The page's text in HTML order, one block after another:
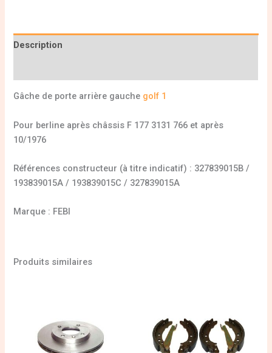
Description
Gâche de porte arrière gauche golf 1
Pour berline après châssis F 177 3131 766 et après
10/1976
Références constructeur (à titre indicatif) : 327839015B /
193839015A / 193839015C / 327839015A
Marque : FEBI
Produits similaires